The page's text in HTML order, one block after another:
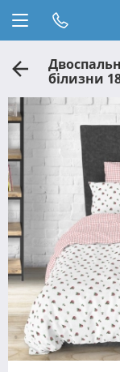
білизни